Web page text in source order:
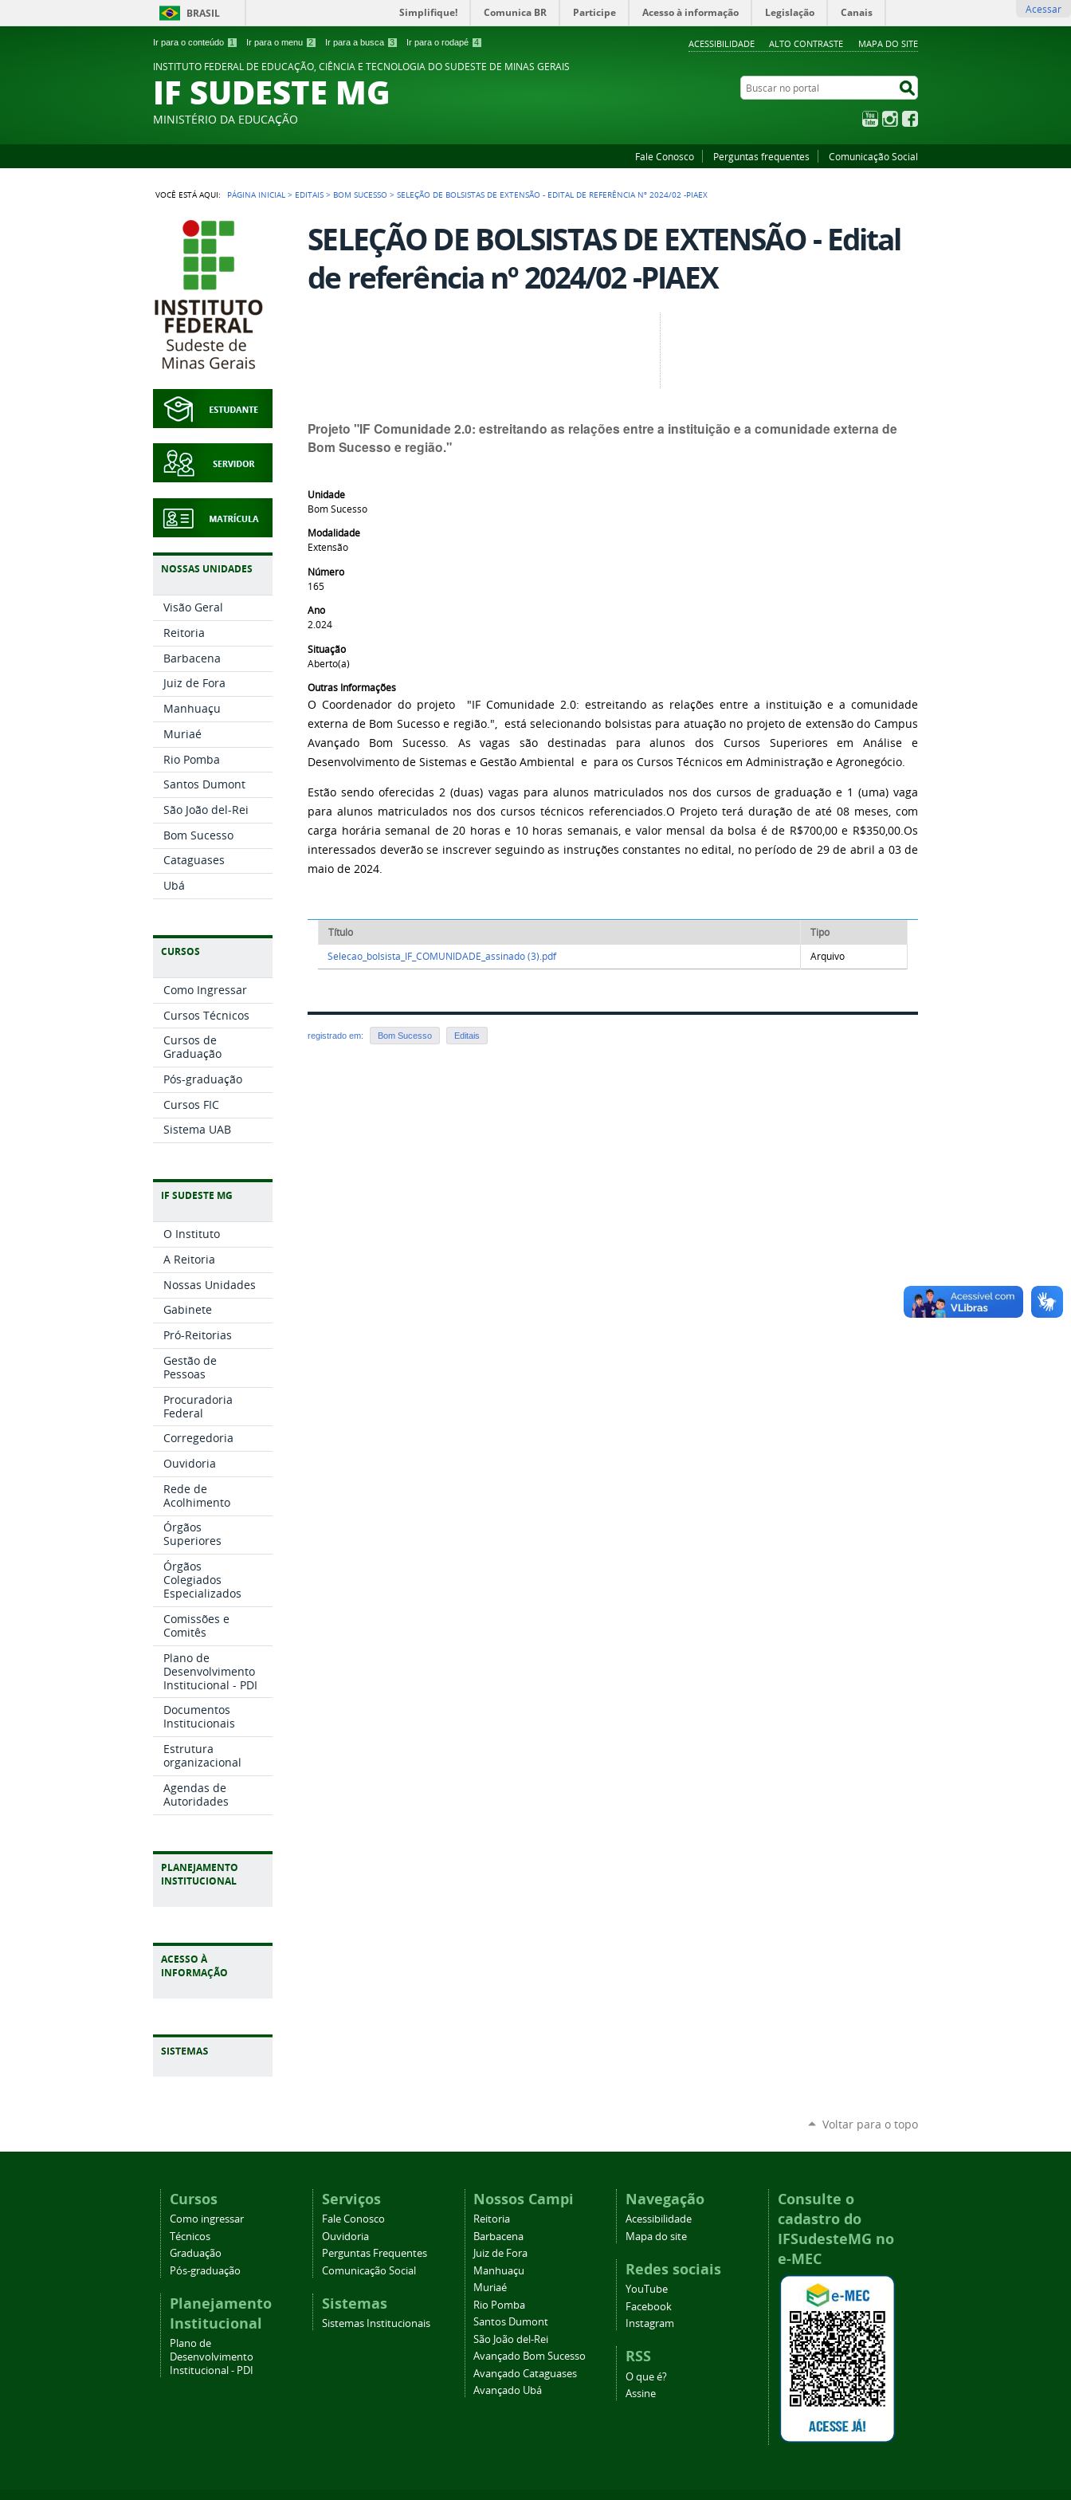
Ir para o conteúdo 1 Ir para o menu 2 Ir para a busca 3 Ir para o rodapé 4 ACESSIBILIDADE ALTO CONTRASTE MAPA DO SITE
BRASIL Simplifique! Comunica BR Participe Acesso à informação Legislação Canais Acessar
INSTITUTO FEDERAL DE EDUCAÇÃO, CIÊNCIA E TECNOLOGIA DO SUDESTE DE MINAS GERAIS
IF SUDESTE MG
MINISTÉRIO DA EDUCAÇÃO
Buscar no portal
YouTubeInstagram
Fale Conosco Perguntas frequentes Comunicação Social
VOCÊ ESTÁ AQUI: PÁGINA INICIAL > EDITAIS > BOM SUCESSO >SELEÇÃO DE BOLSISTAS DE EXTENSÃO - EDITAL DE REFERÊNCIA Nº 2024/02 -PIAEX
NOSSAS UNIDADES
Visão Geral
Reitoria
Barbacena
Juiz de Fora
Manhuaçu
Muriaé
Rio Pomba
Santos Dumont
São João del-Rei
Bom Sucesso
Cataguases
Ubá
CURSOS
Como Ingressar
Cursos Técnicos
Cursos de
Graduação
Pós-graduação
Cursos FIC
Sistema UAB
IF SUDESTE MG
O Instituto
A Reitoria
Nossas Unidades
Gabinete
Pró-Reitorias
Gestão de
Pessoas
Procuradoria
Federal
Corregedoria
Ouvidoria
Rede de
Acolhimento
Órgãos
Superiores
Órgãos
Colegiados
Especializados
Comissões e
Comitês
Plano de
Desenvolvimento
Institucional - PDI
Documentos
Institucionais
Estrutura
organizacional
Agendas de
Autoridades
PLANEJAMENTO
INSTITUCIONAL
ACESSO À
INFORMAÇÃO
SELEÇÃO DE BOLSISTAS DE EXTENSÃO - Edital
de referência nº 2024/02 -PIAEX
Projeto "IF Comunidade 2.0: estreitando as relações entre a instituição e a comunidade externa de
Bom Sucesso e região."
Unidade
Bom Sucesso
Modalidade
Extensão
Número
165
Ano
2.024
Situação
Aberto(a)
Outras Informações
O Coordenador do projeto "IF Comunidade 2.0: estreitando as relações entre a instituição e a comunidade
externa de Bom Sucesso e região.", está selecionando bolsistas para atuação no projeto de extensão do Campus
Avançado Bom Sucesso. As vagas são destinadas para alunos dos Cursos Superiores em Análise e
Desenvolvimento de Sistemas e Gestão Ambiental e para os Cursos Técnicos em Administração e Agronegócio.
Estão sendo oferecidas 2 (duas) vagas para alunos matriculados nos dos cursos de graduação e 1 (uma) vaga
para alunos matriculados nos dos cursos técnicos referenciados.O Projeto terá duração de até 08 meses, com
carga horária semanal de 20 horas e 10 horas semanais, e valor mensal da bolsa é de R$700,00 e R$350,00.Os
interessados deverão se inscrever seguindo as instruções constantes no edital, no período de 29 de abril a 03 de
maio de 2024.
Título
Tipo
Selecao_bolsista_IF_COMUNIDADE_assinado (3).pdf
Arquivo
registrado em: Bom Sucesso Editais
Voltar para o topo
Cursos
Como ingressar
Técnicos
Graduação
Pós-graduação
Planejamento
Institucional
Plano de
Desenvolvimento
Institucional - PDI
Serviços
Fale Conosco
Ouvidoria
Perguntas Frequentes
Comunicação Social
Sistemas
Sistemas Institucionais
Nossos Campi
Reitoria
Barbacena
Juiz de Fora
Manhuaçu
Muriaé
Rio Pomba
Santos Dumont
São João del-Rei
Avançado Bom Sucesso
Avançado Cataguases
Avançado Ubá
Navegação
Acessibilidade
Mapa do site
Redes sociais
YouTube
Facebook
Instagram
RSS
O que é?
Assine
Consulte o
cadastro do
IFSudesteMG no
e-MEC